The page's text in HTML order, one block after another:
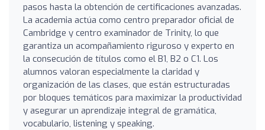
pasos hasta la obtención de certificaciones avanzadas.
La academia actúa como centro preparador oficial de
Cambridge y centro examinador de Trinity, lo que
garantiza un acompañamiento riguroso y experto en
la consecución de títulos como el B1, B2 o C1. Los
alumnos valoran especialmente la claridad y
organización de las clases, que están estructuradas
por bloques temáticos para maximizar la productividad
y asegurar un aprendizaje integral de gramática,
vocabulario, listening y speaking.